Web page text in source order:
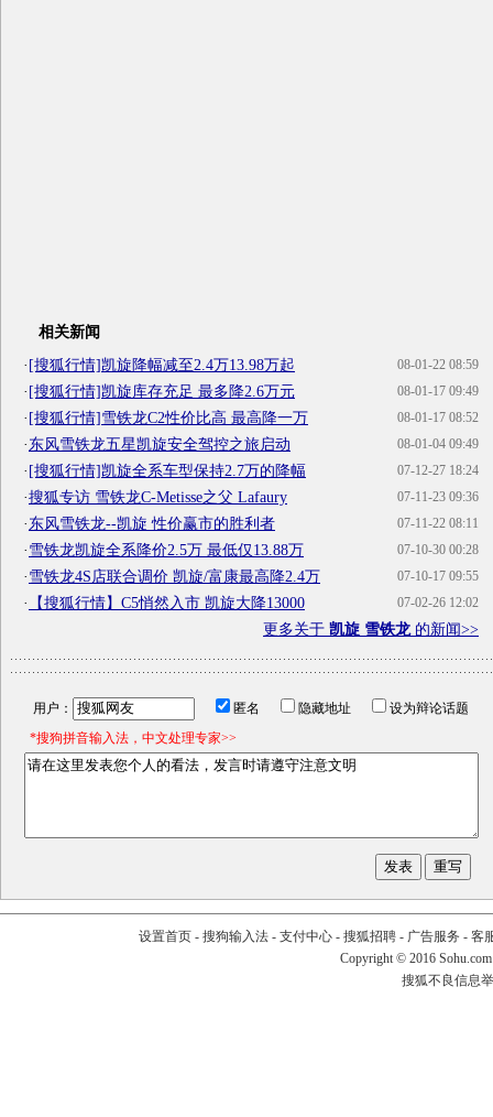
相关新闻
08-01-22 08:59
·[搜狐行情]凯旋降幅减至2.4万13.98万起
08-01-17 09:49
·[搜狐行情]凯旋库存充足 最多降2.6万元
08-01-17 08:52
·[搜狐行情]雪铁龙C2性价比高 最高降一万
08-01-04 09:49
·东风雪铁龙五星凯旋安全驾控之旅启动
07-12-27 18:24
·[搜狐行情]凯旋全系车型保持2.7万的降幅
07-11-23 09:36
·搜狐专访 雪铁龙C-Metisse之父 Lafaury
07-11-22 08:11
·东风雪铁龙--凯旋 性价赢市的胜利者
07-10-30 00:28
·雪铁龙凯旋全系降价2.5万 最低仅13.88万
07-10-17 09:55
·雪铁龙4S店联合调价 凯旋/富康最高降2.4万
07-02-26 12:02
·
【搜狐行情】C5悄然入市 凯旋大降13000
更多关于 凯旋 雪铁龙 的新闻>>
用户： 匿名 隐藏地址
设为辩论话题
*搜狗拼音输入法，中文处理专家>>
设置首页- 搜狗输入法- 支付中心- 搜狐招聘- 广告服务 - 客
Copyright © 2016
搜狐不良信息